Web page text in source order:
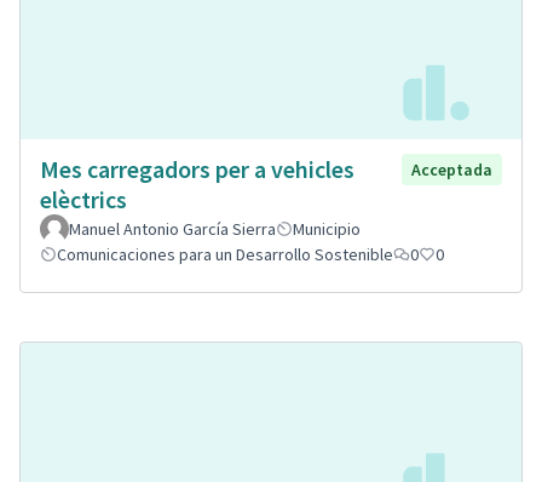
Mes carregadors per a vehicles
elèctrics
Acceptada
Manuel Antonio García Sierra
Municipio
Comunicaciones para un Desarrollo Sostenible
0 0